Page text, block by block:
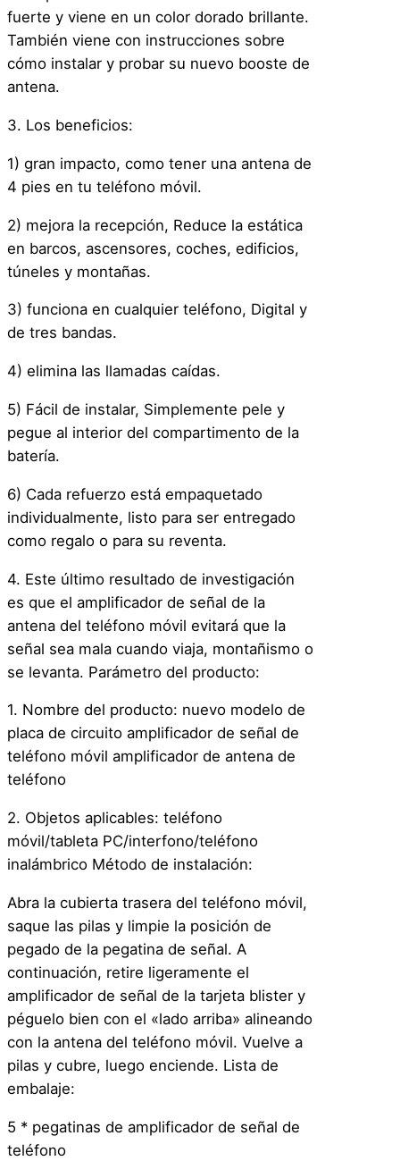
fuerte y viene en un color dorado brillante.
También viene con instrucciones sobre
cómo instalar y probar su nuevo booste de
antena.
3. Los beneficios:
1) gran impacto, como tener una antena de
4 pies en tu teléfono móvil.
2) mejora la recepción, Reduce la estática
en barcos, ascensores, coches, edificios,
túneles y montañas.
3) funciona en cualquier teléfono, Digital y
de tres bandas.
4) elimina las llamadas caídas.
5) Fácil de instalar, Simplemente pele y
pegue al interior del compartimento de la
batería.
6) Cada refuerzo está empaquetado
individualmente, listo para ser entregado
como regalo o para su reventa.
4. Este último resultado de investigación
es que el amplificador de señal de la
antena del teléfono móvil evitará que la
señal sea mala cuando viaja, montañismo o
se levanta. Parámetro del producto:
1. Nombre del producto: nuevo modelo de
placa de circuito amplificador de señal de
teléfono móvil amplificador de antena de
teléfono
2. Objetos aplicables: teléfono
móvil/tableta PC/interfono/teléfono
inalámbrico Método de instalación:
Abra la cubierta trasera del teléfono móvil,
saque las pilas y limpie la posición de
pegado de la pegatina de señal. A
continuación, retire ligeramente el
amplificador de señal de la tarjeta blister y
péguelo bien con el «lado arriba» alineando
con la antena del teléfono móvil. Vuelve a
pilas y cubre, luego enciende. Lista de
embalaje:
5 * pegatinas de amplificador de señal de
teléfono